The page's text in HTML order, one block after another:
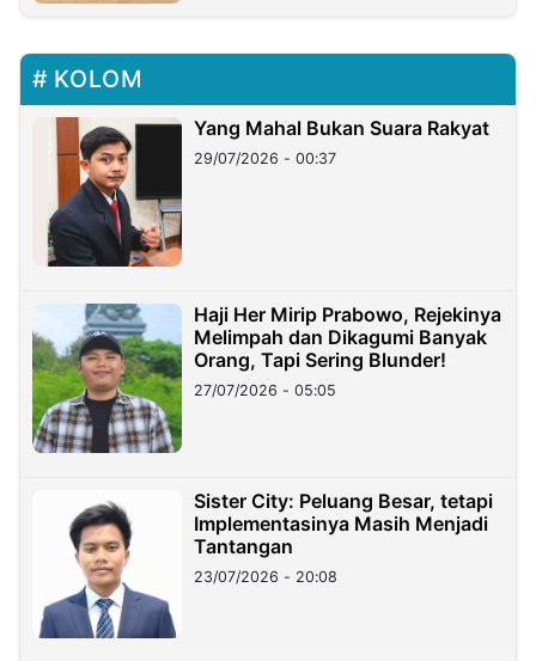
KOLOM
Yang Mahal Bukan Suara Rakyat
29/07/2026 - 00:37
Haji Her Mirip Prabowo, Rejekinya
Melimpah dan Dikagumi Banyak
Orang, Tapi Sering Blunder!
27/07/2026 - 05:05
Sister City: Peluang Besar, tetapi
Implementasinya Masih Menjadi
Tantangan
23/07/2026 - 20:08